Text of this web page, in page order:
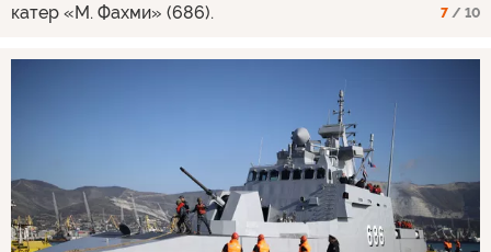
катер «М. Фахми» (686).
7 / 10